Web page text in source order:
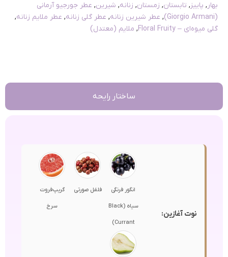
بهار, پاییز, تابستان, زمستان, زنانه, شیرین, عطر جورجیو آرمانی
(Giorgio Armani)
, عطر شیرین زنانه, عطر گلی زنانه, عطر ملایم زنانه,
گلی میوه‌ای – Floral Fruity
, ملایم (معتدل)
ساختار رایحه
نوت آغازین:
انگور فرنگی
سیاه (Black
Currant)
فلفل صورتی گریپ‌فروت
سرخ